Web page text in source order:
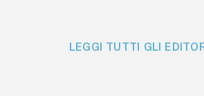
LEGGI TUTTI GLI